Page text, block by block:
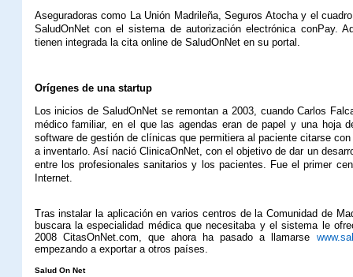
Aseguradoras como La Unión Madrileña, Seguros Atocha y el
SaludOnNet con el sistema de autorización electrónica conPay.
tienen integrada la cita online de SaludOnNet en su portal.
Orígenes de una startup
Los inicios de SaludOnNet se remontan a 2003, cuando Carlos
médico familiar, en el que las agendas eran de papel y una hoja
software de gestión de clínicas que permitiera al paciente citarse
a inventarlo. Así nació ClinicaOnNet, con el objetivo de dar un
entre los profesionales sanitarios y los pacientes. Fue el primer
Internet.
Tras instalar la aplicación en varios centros de la Comunidad de
buscara la especialidad médica que necesitaba y el sistema le
2008CitasOnNet.com, que ahora ha pasado a llamarse
empezando a exportar a otros países.
Salud On Net